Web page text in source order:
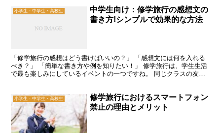
小学生・中学生・高校生
中学生向け：修学旅行の感想文の
書き方!シンプルで効果的な方法
「修学旅行の感想はどう書けばいいの？」 「感想文には何を入れる
べき？」 「簡単な書き方や例を知りたい！」 修学旅行は、学生生活
で最も楽しみにしているイベントの一つですね。 同じクラスの友だ
小学生・中学生・高校生
修学旅行におけるスマートフォン
禁止の理由とメリット